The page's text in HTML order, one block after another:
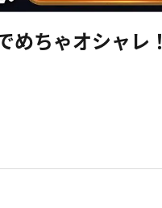
めちゃオシャレ！